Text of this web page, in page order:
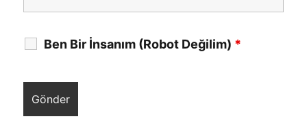
Ben Bir İnsanım (Robot Değilim) *